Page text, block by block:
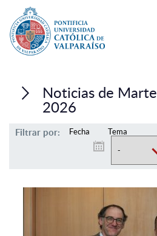
Investigación, Creación e
Vinculación con el Medio
Admisión
Noticias de
2026
Filtrar por: Fecha Tema